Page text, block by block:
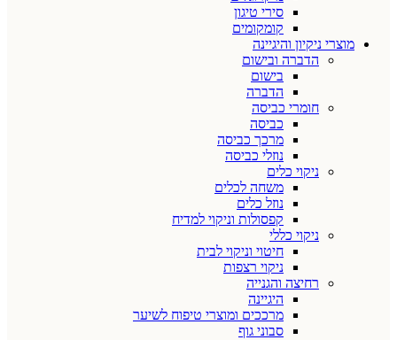
סירי טיגון
קומקומים
מוצרי ניקיון והיגיינה
הדברה ובישום
בישום
הדברה
חומרי כביסה
כביסה
מרכך כביסה
נוזלי כביסה
ניקוי כלים
משחה לכלים
נוזל כלים
קפסולות וניקוי למדיח
ניקוי כללי
חיטוי וניקוי לבית
ניקוי רצפות
רחיצה והגנייה
היגיינה
מרככים ומוצרי טיפוח לשיער
סבוני גוף